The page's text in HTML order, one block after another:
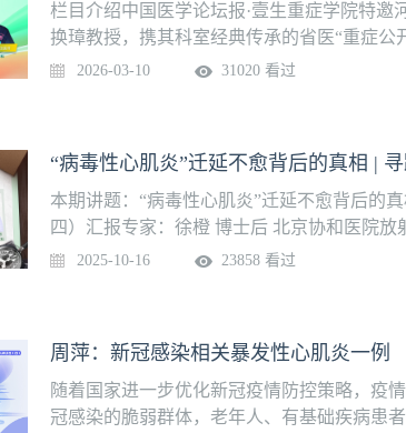
栏目介绍中国医学论坛报·壹生重症学院特邀
换璋教授，携其科室经典传承的省医“重症公
取临床一线经典病例，深度融合重症医学科
（周二）授课专家张帆 主治医师河南省人民
治医师党文培 医师王开武 主治医师彭寅 主
什么？诊断依据是什么？2、心肌炎的定义
准4、暴发性心肌炎的诊断标准和病理生理5
2026-03-10 31020 看过
本期讲题：“病毒性心肌炎”迁延不愈背后的
四）汇报专家：徐橙 博士后 北京协和医院
京协和医院放射科系列课程安排：
2025-10-16 23858 看过
周萍：新冠感染相关暴发性心肌炎一例
随着国家进一步优化新冠疫情防控策略，疫
冠感染的脆弱群体，老年人、有基础疾病患